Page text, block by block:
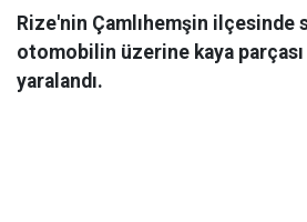
Rize'nin Çamlıhemşin ilçesinde
otomobilin üzerine kaya
yaralandı.